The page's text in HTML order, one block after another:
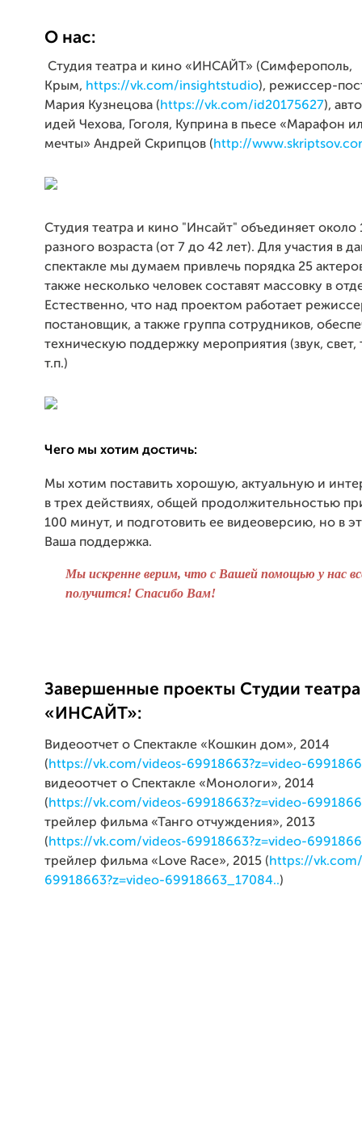
О нас:
Студия театра и кино «ИНСАЙТ» (Симферополь,
Крым, https://vk.com/insightstudio), режиссер-
Мария Кузнецова (https://vk.com/id20175627),
идей Чехова, Гоголя, Куприна в пьесе «Марафон
мечты» Андрей Скрипцов (http://
Студия театра и кино "Инсайт" объединяет около
разного возраста (от 7 до 42 лет). Для участия в
спектакле мы думаем привлечь порядка 25
также несколько человек составят массовку в
Естественно, что над проектом работает
постановщик, а также группа сотрудников,
техническую поддержку мероприятия (звук, свет,
т.п.)
Чего мы хотим достичь:
Мы хотим поставить хорошую, актуальную и
в трех действиях, общей продолжительностью
100 минут, и подготовить ее видеоверсию, но в
Ваша поддержка.
Мы искренне верим, что с Вашей помощью у нас
получится! Спасибо Вам!
Завершенные проекты Студии
«ИНСАЙТ»:
Видеоотчет о Спектакле «Кошкин дом», 2014
(https://vk.com/videos-69918663?z=video-
видеоотчет о Спектакле «Монологи», 2014
(https://vk.com/videos-69918663?z=video-
трейлер фильма «Танго отчуждения», 2013
(https://vk.com/videos-69918663?z=video-
трейлер фильма «Love Race», 2015 (https://
69918663?z=video-69918663_17084..)